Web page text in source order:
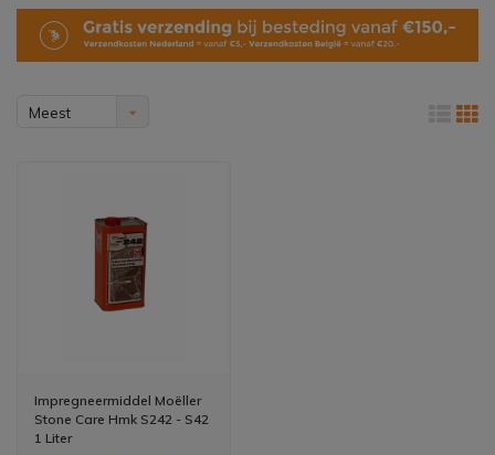
Meest
Impregneermiddel Moëller
Stone Care Hmk S242 - S42
1 Liter